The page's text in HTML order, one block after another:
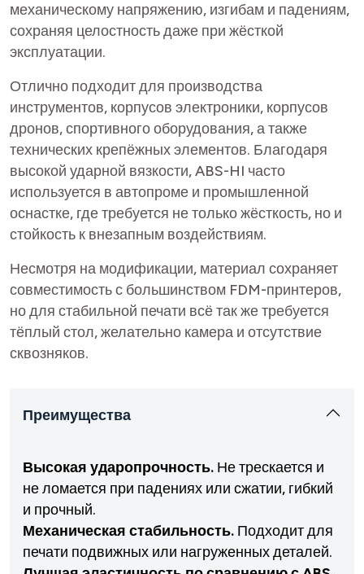
механическому напряжению, изгибам и падениям,
сохраняя целостность даже при жёсткой
эксплуатации.
Отлично подходит для производства
инструментов, корпусов электроники, корпусов
дронов, спортивного оборудования, а также
технических крепёжных элементов. Благодаря
высокой ударной вязкости, ABS-HI часто
используется в автопроме и промышленной
оснастке, где требуется не только жёсткость, но и
стойкость к внезапным воздействиям.
Несмотря на модификации, материал сохраняет
совместимость с большинством FDM-принтеров,
но для стабильной печати всё так же требуется
тёплый стол, желательно камера и отсутствие
сквозняков.
Преимущества
Высокая ударопрочность. Не трескается и
не ломается при падениях или сжатии, гибкий
и прочный.
Механическая стабильность. Подходит для
печати подвижных или нагруженных деталей.